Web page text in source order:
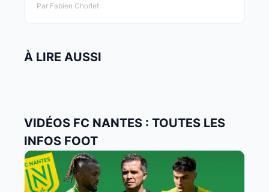
Par Fabien Chorlet
À LIRE AUSSI
VIDÉOS FC NANTES : TOUTES LES
INFOS FOOT